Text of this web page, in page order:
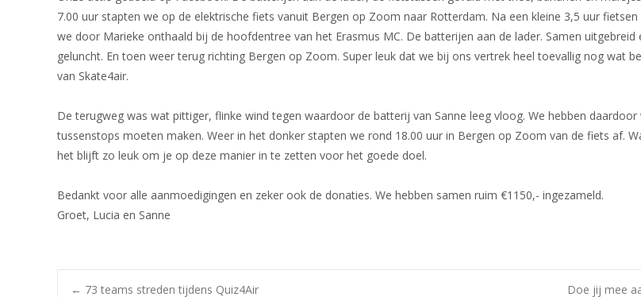
7.00 uur stapten we op de elektrische fiets vanuit Bergen op Zoom naar Rotterdam. Na een kleine 3,5 uur
we door Marieke onthaald bij de hoofdentree van het Erasmus MC. De batterijen aan de lader. Samen uitgebreid
geluncht. En toen weer terug richting Bergen op Zoom. Super leuk dat we bij ons vertrek heel toevallig nog wat
van Skate4air.
De terugweg was wat pittiger, flinke wind tegen waardoor de batterij van Sanne leeg vloog. We hebben
tussenstops moeten maken. Weer in het donker stapten we rond 18.00 uur in Bergen op Zoom van de fiets af.
het blijft zo leuk om je op deze manier in te zetten voor het goede doel.
Bedankt voor alle aanmoedigingen en zeker ook de donaties. We hebben samen ruim €1150,- ingezameld.
Groet, Lucia en Sanne
← 73 teams streden tijdens Quiz4Air Doe jij mee